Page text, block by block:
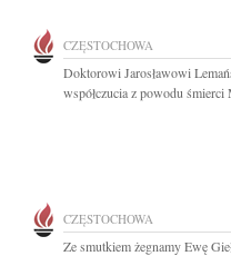
CZĘSTOCHOWA
Doktorowi Jarosławowi
współczucia z powodu śmierci
CZĘSTOCHOWA
Ze smutkiem żegnamy Ewę